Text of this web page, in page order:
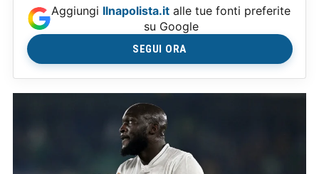
Aggiungi Ilnapolista.it alle tue fonti preferite
su Google
SEGUI ORA